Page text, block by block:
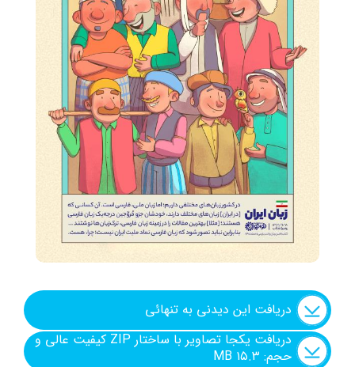
دریافت این دیدنی به تنهائی
دریافت یکجا تصاویر با ساختار ZIP کیفیت عالی و
حجم: ۱۵.۳ MB